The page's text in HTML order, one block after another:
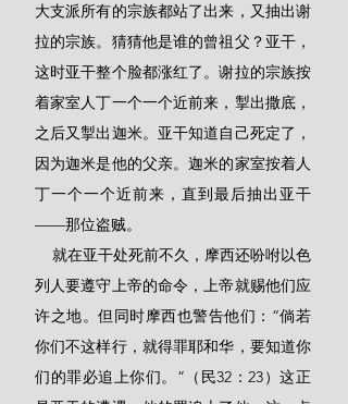
大支派所有的宗族都站了出来，又抽出谢
拉的宗族。猜猜他是谁的曾祖父？亚干，
这时亚干整个脸都涨红了。谢拉的宗族按
着家室人丁一个一个近前来，掣出撒底，
之后又掣出迦米。亚干知道自己死定了，
因为迦米是他的父亲。迦米的家室按着人
丁一个一个近前来，直到最后抽出亚干
——那位盗贼。
列人要遵守上帝的命令，上帝就赐他们应
许之地。但同时摩西也警告他们：“倘若
你们不这样行，就得罪耶和华，要知道你
们的罪必追上你们。”（民32：23）这正